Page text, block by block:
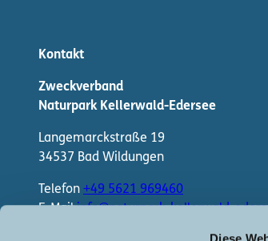
Diese
Kontakt
Zweckverband
Naturpark Kellerwald-Edersee
Langemarckstraße 19
34537 Bad Wildungen
Telefon +49 5621 969460
E-Mailinfo@naturpark-kellerwald-